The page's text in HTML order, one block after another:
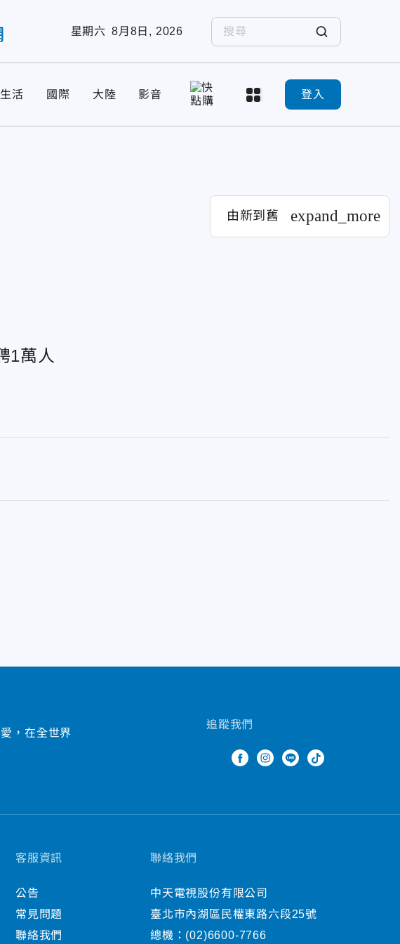
星期六 8月8日, 2026
生活 國際 大陸 影音 登入
由新到舊 expand_more
1萬人
，在全世界
追蹤我們
客服資訊
公告
常見問題
聯絡我們
聯絡我們
中天電視股份有限公司
臺北市內湖區民權東路六段25號
總機： (02)6600-7766